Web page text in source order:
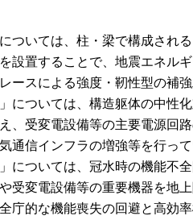
については、柱・梁で構成され
設置することで、地震エネル
ースによる強度・靭性型の補強
」については、構造躯体の中性
、受変電設備等の主要電源回
通信インフラの増強等を行って
」については、冠水時の機能不
や受変電設備等の重要機器を地
庁的な機能喪失の回避と高効